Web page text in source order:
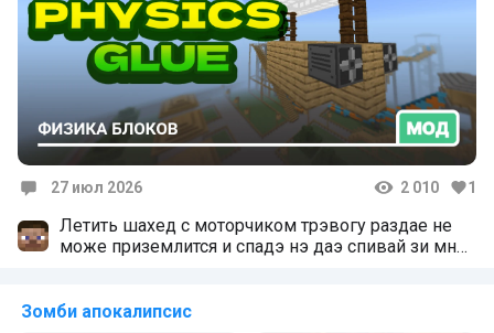
27 июл 2026 2 010 1
Летить шахед с моторчиком трэвогу раздае не
може приземлится и спадэ нэ даэ спивай зи мной
Зомби апокалипсис